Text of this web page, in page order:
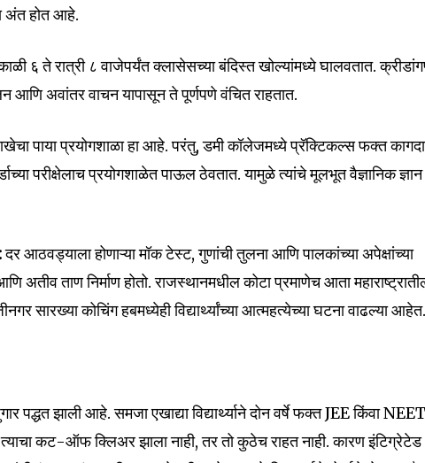
of
and be part
email address on our website or click
is safe with us.
अंत होत आहे.
६ ते रात्री ८ वाजेपर्यंत क्लासेसच्या बंदिस्त खोल्यांमध्ये घालवतात.
अवांतर वाचन यापासून ते पूर्णपणे वंचित राहतात.
पाया प्रयोगशाळा हा आहे. परंतु, डमी कॉलेजमध्ये प्रॅक्टिकल्स फक्त
परीक्षेलाच प्रयोगशाळेत पाऊल ठेवतात. यामुळे त्यांचे मूलभूत वैज्ञानिक ज्ञान
दर आठवड्याला होणाऱ्या मॉक टेस्ट, गुणांची तुलना आणि पालकांच्या अपेक्षांच्या
अतीव ताण निर्माण होतो. राजस्थानमधील कोटा प्रमाणेच आता
सारख्या कोचिंग हबमध्येही विद्यार्थ्यांच्या आत्महत्येच्या घटना वाढल्या आहेत.
पद्धत झाली आहे. समजा एखाद्या विद्यार्थ्याने दोन वर्षे फक्त JEE किंवा NEET
कट-ऑफ क्लिअर झाला नाही, तर तो कुठेच राहत नाही. कारण इंटिग्रेटेड